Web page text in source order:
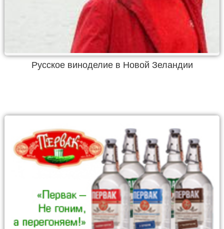
Русское виноделие в Новой Зеландии